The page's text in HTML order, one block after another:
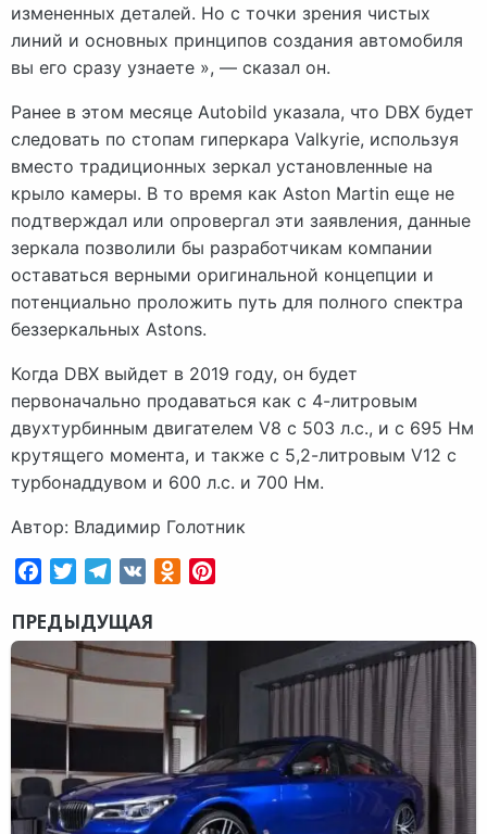
измененных деталей. Но с точки зрения чистых
линий и основных принципов создания автомобиля
вы его сразу узнаете », — сказал он.
Ранее в этом месяце Autobild указала, что DBX будет
следовать по стопам гиперкара Valkyrie, используя
вместо традиционных зеркал установленные на
крыло камеры. В то время как Aston Martin еще не
подтверждал или опровергал эти заявления, данные
зеркала позволили бы разработчикам компании
оставаться верными оригинальной концепции и
потенциально проложить путь для полного спектра
беззеркальных Astons.
Когда DBX выйдет в 2019 году, он будет
первоначально продаваться как с 4-литровым
двухтурбинным двигателем V8 с 503 л.с., и с 695 Нм
крутящего момента, и также с 5,2-литровым V12 с
турбонаддувом и 600 л.с. и 700 Нм.
Автор: Владимир Голотник
FacebookTwitterTelegram
VK Odnoklassniki
ПРЕДЫДУЩАЯ